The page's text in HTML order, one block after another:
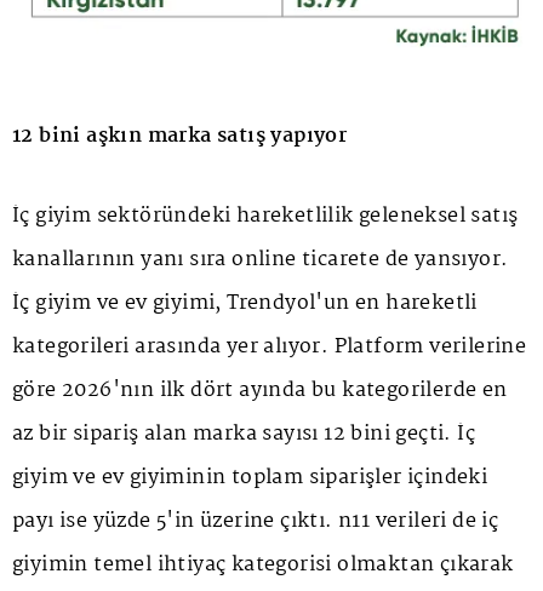
12 bini aşkın marka satış yapıyor
İç giyim sektöründeki hareketlilik geleneksel satış
kanallarının yanı sıra online ticarete de yansıyor.
İç giyim ve ev giyimi, Trendyol'un en hareketli
kategorileri arasında yer alıyor. Platform verilerine
göre 2026'nın ilk dört ayında bu kategorilerde en
az bir sipariş alan marka sayısı 12 bini geçti. İç
giyim ve ev giyiminin toplam siparişler içindeki
payı ise yüzde 5'in üzerine çıktı. n11 verileri de iç
giyimin temel ihtiyaç kategorisi olmaktan çıkarak